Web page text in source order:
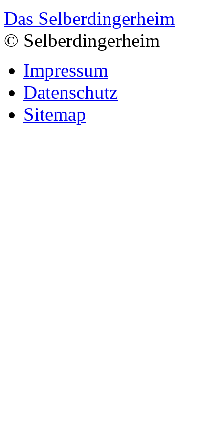
Das Selberdingerheim
© Selberdingerheim
Impressum
Datenschutz
Sitemap